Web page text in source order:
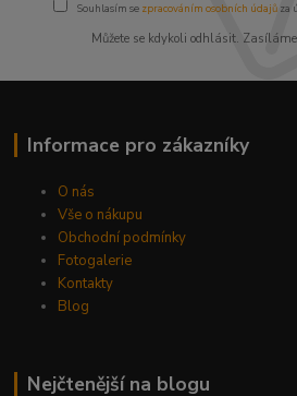
Souhlasím se zpracováním osobních údajůza
Můžete se kdykoli odhlásit.
Informace pro zákazníky
O nás
Vše o nákupu
Obchodní podmínky
Fotogalerie
Kontakty
Blog
Nejčtenější na blogu